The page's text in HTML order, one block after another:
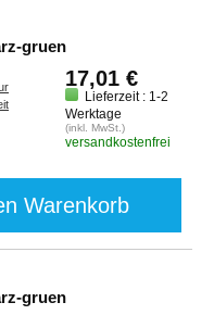
BK-G, schwarz-gruen
17,01 €
Lieferzeit : 1-2
Werktage
(inkl. MwSt.)
versandkostenfrei
Warenkorb
BK-G, schwarz-gruen